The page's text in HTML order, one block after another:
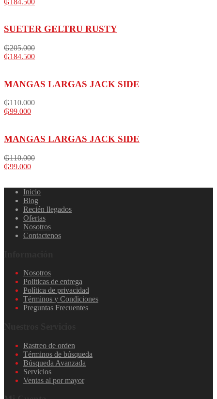
SUETER GELTRU RUSTY
₲205.000
₲184.500
MANGAS LARGAS JACK SIDE
₲110.000
₲99.000
MANGAS LARGAS JACK SIDE
₲110.000
₲99.000
Inicio
Blog
Recién llegados
Ofertas
Nosotros
Contactenos
Nosotros
Politicas de entrega
Política de privacidad
Términos y Condiciones
Preguntas Frecuentes
Rastreo de orden
Términos de búsqueda
Búsqueda Avanzada
Servicios
Ventas al por mayor